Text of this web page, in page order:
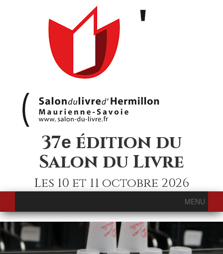
37e édition du
Salon du Livre
Les 10 et 11 octobre 2026
MENU